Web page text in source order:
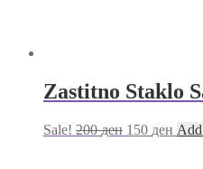
Zastitno Staklo
Sale! 200ден 150 ден